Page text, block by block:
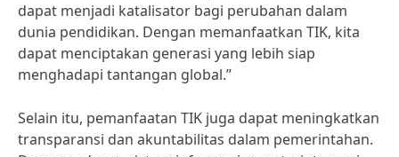
dapat menjadi katalisator bagi perubahan dalam
dunia pendidikan. Dengan memanfaatkan TIK, kita
dapat menciptakan generasi yang lebih siap
menghadapi tantangan global.”
Selain itu, pemanfaatan TIK juga dapat meningkatkan
transparansi dan akuntabilitas dalam pemerintahan.